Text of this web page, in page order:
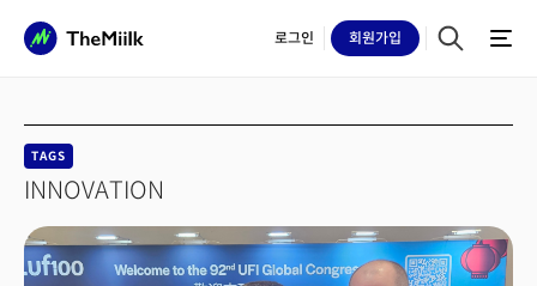
로그인 회원가입
TAGS
INNOVATION